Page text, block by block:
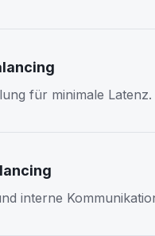
für minimale Latenz.
interne